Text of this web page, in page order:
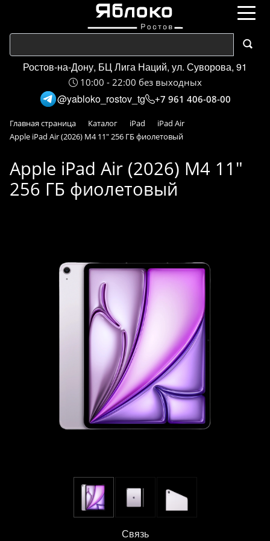
Ростов-на-Дону, БЦ Лига Наций, ул. Суворова, 91
10:00 - 22:00 без выходных
@yabloko_rostov_tg +7 961 406-08-00
Главная страница Каталог iPad
iPad Air
Apple iPad Air (2026) M4 11" 256 ГБ фиолетовый
Apple iPad Air (2026) M4 11"
256 ГБ фиолетовый
Связь